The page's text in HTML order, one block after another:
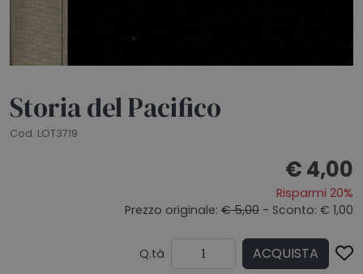
Storia del Pacifico
Cod. LOT3719
€ 4,00
Risparmi 20%
Prezzo originale: € 5,00 - Sconto: € 1,00
Q.tà ACQUISTA